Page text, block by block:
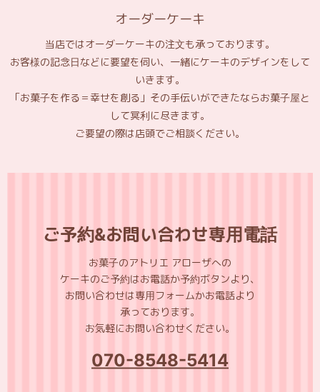
オーダーケーキ
当店ではオーダーケーキの注文も承っております。
お客様の記念日などに要望を伺い、一緒にケーキのデザインをして
いきます。
「お菓子を作る＝幸せを創る」その手伝いができたならお菓子屋と
して冥利に尽きます。
ご要望の際は店頭でご相談ください。
ご予約&お問い合わせ専用電話
お菓子のアトリエ アローザへの
ケーキのご予約はお電話か予約ボタンより、
お問い合わせは専用フォームかお電話より
承っております。
お気軽にお問い合わせください。
070-8548-5414